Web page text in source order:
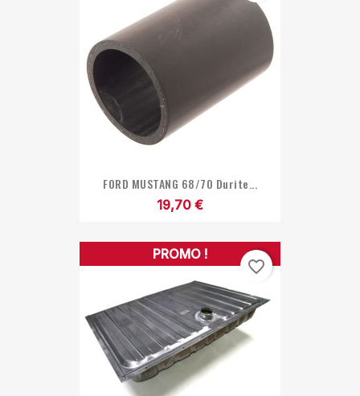
FORD MUSTANG 68/70 Durite...
19,70 €
PROMO !
favorite_border